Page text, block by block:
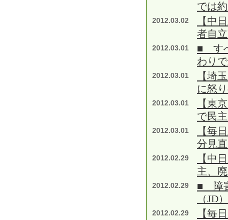
では
2012.03.02
【中
者自
2012.03.01
■ す
わり
2012.03.01
【埼
に怒
2012.03.01
【東
で民
2012.03.01
【毎
分見
2012.02.29
【中
主、
2012.02.29
■ 障
（JD
2012.02.29 【毎